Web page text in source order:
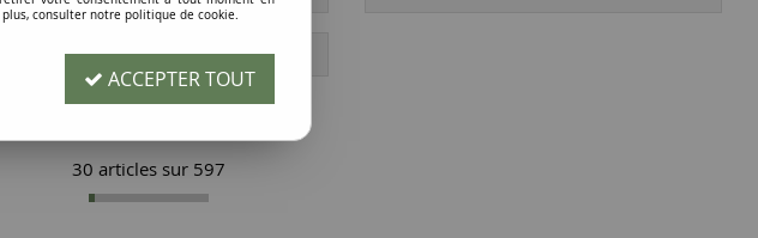
produit
30 articles sur 597
consulter notre politique de cookie.
ACCEPTER TOUT